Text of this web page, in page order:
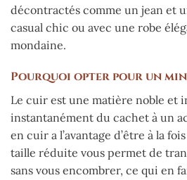
décontractés comme un jean et
casual chic ou avec une robe
mondaine.
Pourquoi opter pour un
Le cuir est une matière noble et
instantanément du cachet à un
en cuir a l’avantage d’être à la fois
taille réduite vous permet de
sans vous encombrer, ce qui en